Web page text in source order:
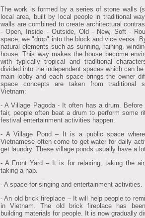
The work is formed by a series of stone walls
local area, built by local people in traditional
walls are combined to create architectural
- Open, Inside - Outside, Old - New, Soft -
space, we "drop" into the block and vice versa.
natural elements such as sunning, raining,
house. This way makes the house become
with typically tropical and traditional
divided into the independent spaces which can
main lobby and each space brings the owner
space concepts are taken from traditional
Vietnam:
- A Village Pagoda - It often has a drum.
fair, people often beat a drum to perform some
festival entertainment activities happen.
- A Village Pond – It is a public space
Vietnamese often come to get water for daily
get laundry. These village ponds usually have a
- A Front Yard – It is for relaxing, taking the
taking a nap.
- A space for singing and entertainment activities.
- An old brick fireplace – It will help people to
in Vietnam. The old brick fireplace has
building materials for people. It is now gradually